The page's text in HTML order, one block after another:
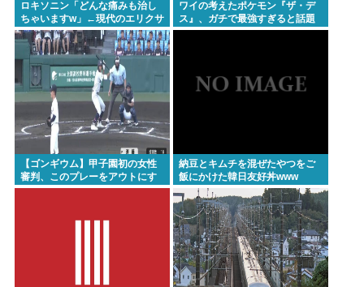
ロキソニン「どんな痛みも治し
ちゃいますw」←現代のエリクサ
ーやろ…
ワイの考えたポケモン『ザ・デ
ス』、ガチで最強すぎると話題
にwww
【ゴンギウム】甲子園初の女性
審判、このプレーをアウトにす
るwww
納豆とキムチを混ぜたやつをご
飯にかけた韓日友好丼www